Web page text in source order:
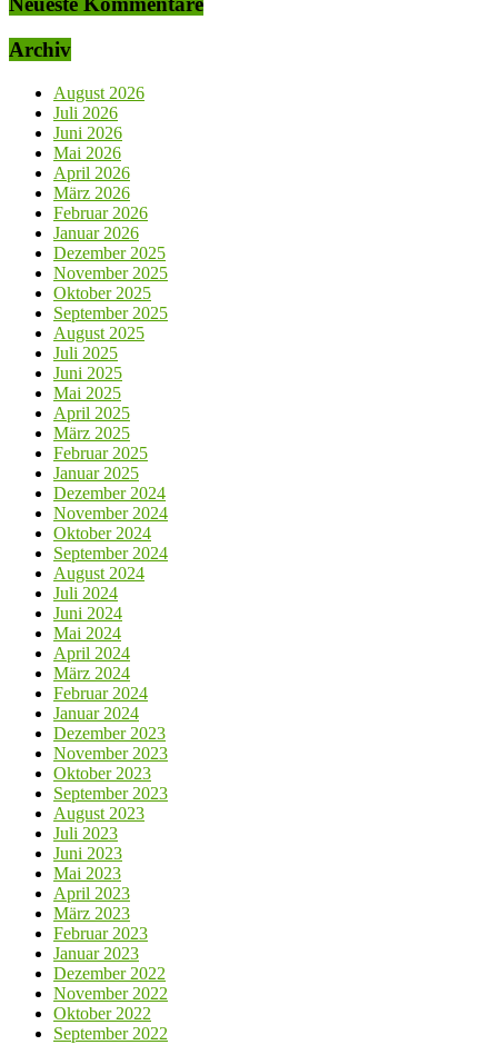
Archiv
August 2026
Juli 2026
Juni 2026
Mai 2026
April 2026
März 2026
Februar 2026
Januar 2026
Dezember 2025
November 2025
Oktober 2025
September 2025
August 2025
Juli 2025
Juni 2025
Mai 2025
April 2025
März 2025
Februar 2025
Januar 2025
Dezember 2024
November 2024
Oktober 2024
September 2024
August 2024
Juli 2024
Juni 2024
Mai 2024
April 2024
März 2024
Februar 2024
Januar 2024
Dezember 2023
November 2023
Oktober 2023
September 2023
August 2023
Juli 2023
Juni 2023
Mai 2023
April 2023
März 2023
Februar 2023
Januar 2023
Dezember 2022
November 2022
Oktober 2022
September 2022